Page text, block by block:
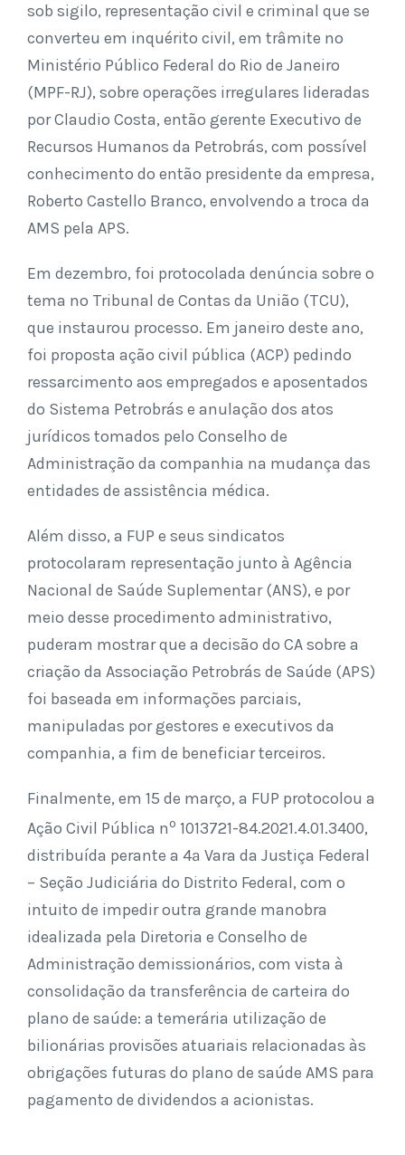
sob sigilo, representação civil e criminal que se
converteu em inquérito civil, em trâmite no
Ministério Público Federal do Rio de Janeiro
(MPF-RJ), sobre operações irregulares lideradas
por Claudio Costa, então gerente Executivo de
Recursos Humanos da Petrobrás, com possível
conhecimento do então presidente da empresa,
Roberto Castello Branco, envolvendo a troca da
AMS pela APS.
Em dezembro, foi protocolada denúncia sobre o
tema no Tribunal de Contas da União (TCU),
que instaurou processo. Em janeiro deste ano,
foi proposta ação civil pública (ACP) pedindo
ressarcimento aos empregados e aposentados
do Sistema Petrobrás e anulação dos atos
jurídicos tomados pelo Conselho de
Administração da companhia na mudança das
entidades de assistência médica.
Além disso, a FUP e seus sindicatos
protocolaram representação junto à Agência
Nacional de Saúde Suplementar (ANS), e por
meio desse procedimento administrativo,
puderam mostrar que a decisão do CA sobre a
criação da Associação Petrobrás de Saúde (APS)
foi baseada em informações parciais,
manipuladas por gestores e executivos da
companhia, a fim de beneficiar terceiros.
Finalmente, em 15 de março, a FUP protocolou a
Ação Civil Pública no 1013721-84.2021.4.01.3400,
distribuída perante a 4ª Vara da Justiça Federal
– Seção Judiciária do Distrito Federal, com o
intuito de impedir outra grande manobra
idealizada pela Diretoria e Conselho de
Administração demissionários, com vista à
consolidação da transferência de carteira do
plano de saúde: a temerária utilização de
bilionárias provisões atuariais relacionadas às
obrigações futuras do plano de saúde AMS para
pagamento de dividendos a acionistas.